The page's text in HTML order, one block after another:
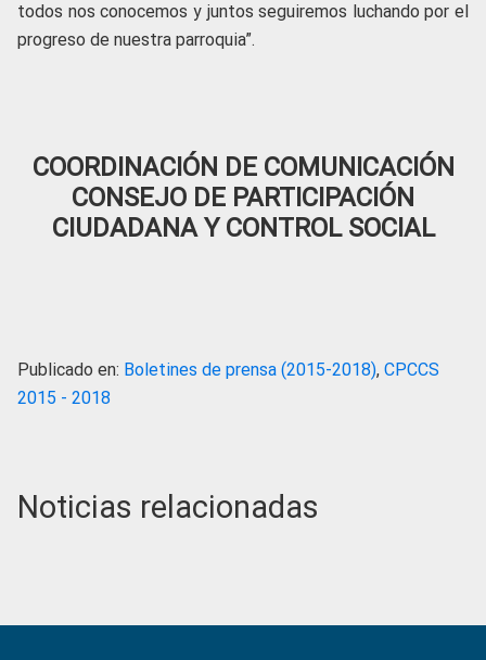
todos nos conocemos y juntos seguiremos luchando por el
progreso de nuestra parroquia”.
COORDINACIÓN DE COMUNICACIÓN
CONSEJO DE PARTICIPACIÓN
CIUDADANA Y CONTROL SOCIAL
Publicado en: Boletines de prensa (2015-2018), CPCCS
2015 - 2018
Noticias relacionadas